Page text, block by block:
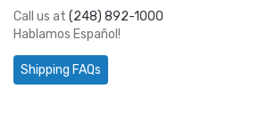
Call us at (248) 892-1000
Hablamos Español!
Shipping FAQs